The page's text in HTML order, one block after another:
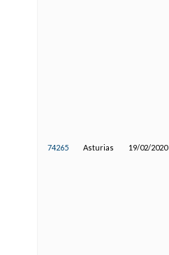
74265 Asturias 19/02/2020